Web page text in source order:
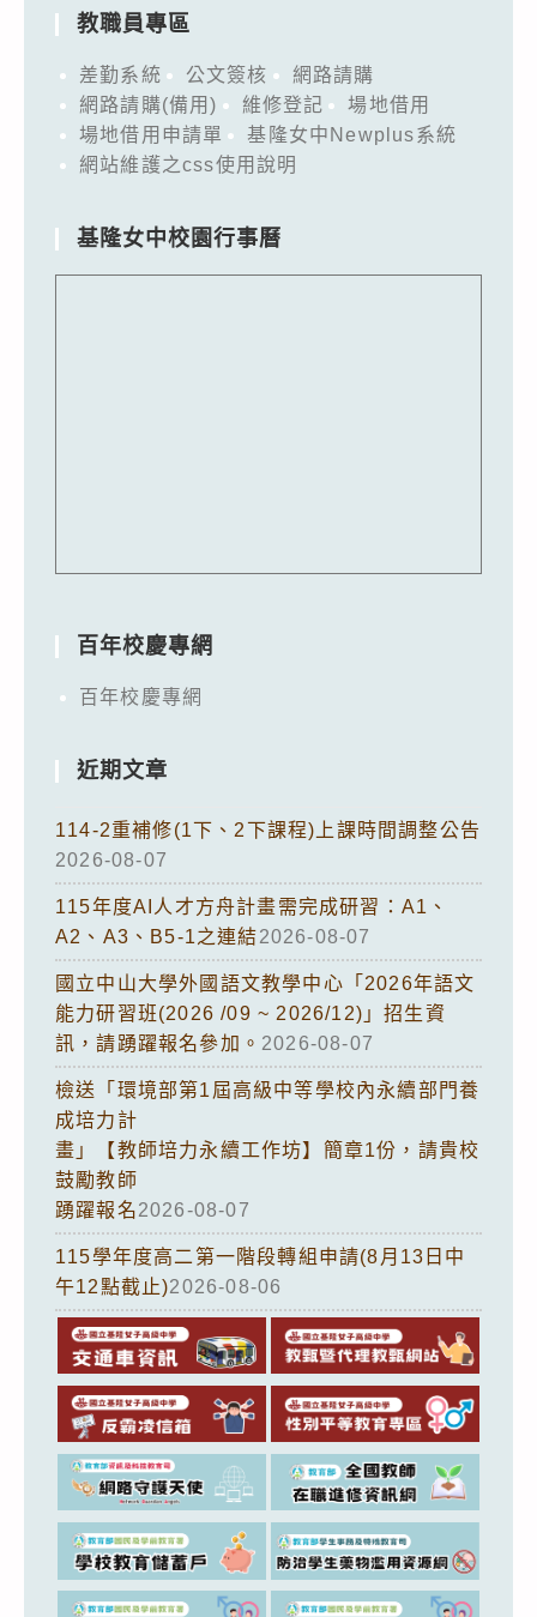
教職員專區
差勤系統 公文簽核
網路請購
網路請購(備用)
維修登記
場地借用
場地借用申請單
基隆女中Newplus系統
網站維護之css使用說明
基隆女中校園行事曆
百年校慶專網
百年校慶專網
近期文章
114-2重補修(1下、2下課程)上課時間調整公告
2026-08-07
115年度AI人才方舟計畫需完成研習：A1、
A2、A3、B5-1之連結2026-08-07
國立中山大學外國語文教學中心「2026年語文
能力研習班(2026 /09 ~ 2026/12)」招生資
訊，請踴躍報名參加。 2026-08-07
檢送「環境部第1屆高級中等學校內永續部門養
成培力計
畫」【教師培力永續工作坊】簡章1份，請貴校
鼓勵教師
踴躍報名2026-08-07
115學年度高二第一階段轉組申請(8月13日中
午12點截止)2026-08-06